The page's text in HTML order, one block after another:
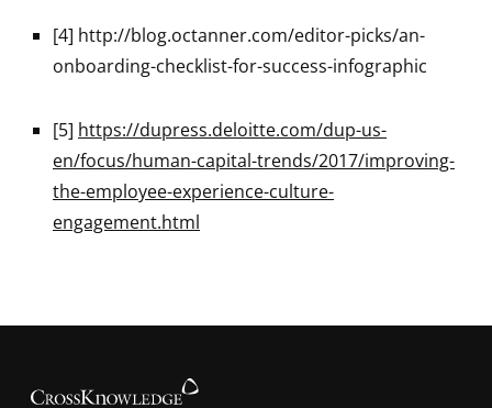
[4] http://blog.octanner.com/editor-picks/an-
onboarding-checklist-for-success-infographic
[5] https://dupress.deloitte.com/dup-us-
en/focus/human-capital-trends/2017/improving-
the-employee-experience-culture-
engagement.html